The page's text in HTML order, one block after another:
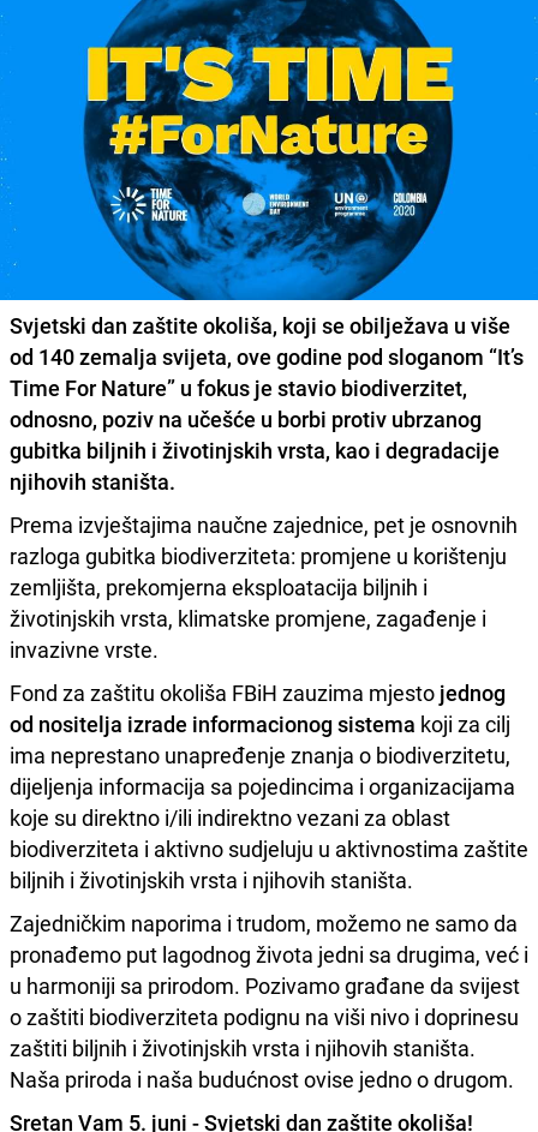
Svjetski dan zaštite okoliša, koji se obilježava u više
od 140 zemalja svijeta, ove godine pod sloganom “It’s
Time For Nature” u fokus je stavio biodiverzitet,
odnosno, poziv na učešće u borbi protiv ubrzanog
gubitka biljnih i životinjskih vrsta, kao i degradacije
njihovih staništa.
Prema izvještajima naučne zajednice, pet je osnovnih
razloga gubitka biodiverziteta: promjene u korištenju
zemljišta, prekomjerna eksploatacija biljnih i
životinjskih vrsta, klimatske promjene, zagađenje i
invazivne vrste.
Fond za zaštitu okoliša FBiH zauzima mjesto jednog
od nositelja izrade informacionog sistema koji za cilj
ima neprestano unapređenje znanja o biodiverzitetu,
dijeljenja informacija sa pojedincima i organizacijama
koje su direktno i/ili indirektno vezani za oblast
biodiverziteta i aktivno sudjeluju u aktivnostima zaštite
biljnih i životinjskih vrsta i njihovih staništa.
Zajedničkim naporima i trudom, možemo ne samo da
pronađemo put lagodnog života jedni sa drugima, već i
u harmoniji sa prirodom. Pozivamo građane da svijest
o zaštiti biodiverziteta podignu na viši nivo i doprinesu
zaštiti biljnih i životinjskih vrsta i njihovih staništa.
Naša priroda i naša budućnost ovise jedno o drugom.
Sretan Vam 5. juni - Svjetski dan zaštite okoliša!